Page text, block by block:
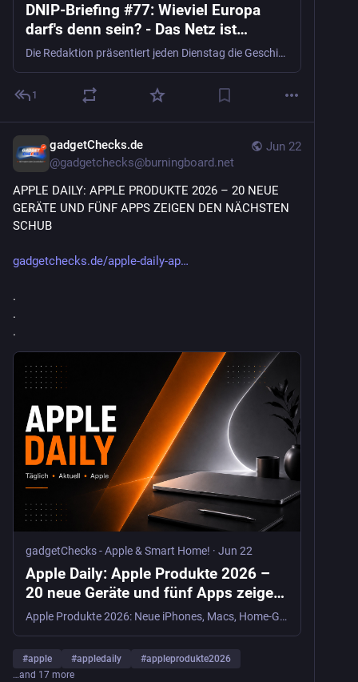
DNIP-Briefing #77: Wieviel Europa
darf's denn sein? - Das Netz ist
politisch
Die Redaktion präsentiert jeden Dienstag die Geschichten, die sie bewegt, aufgerüttelt oder zum Nachdenken angeregt hat. Heute u. a. mit europäischen Social
1
Jun 22
gadgetChecks.de
@gadgetchecks@burningboard.net
APPLE DAILY: APPLE PRODUKTE 2026 – 20 NEUE
GERÄTE UND FÜNF APPS ZEIGEN DEN NÄCHSTEN
SCHUB
gadgetchecks.de/apple-daily-ap
.
.
.
gadgetChecks - Apple & Smart Home! · Jun 22
Apple Daily: Apple Produkte 2026 –
20 neue Geräte und fünf Apps zeigen
den nächsten Schub - gadgetChecks -
Apple & Smart Home!
Apple Produkte 2026: Neue iPhones, Macs, Home-Geräte, Siri AI und fünf Apps zeigen, wie Apple seine nächste große Produktwelle vorbereitet.
#apple #appledaily #appleprodukte2026
…and 17 more